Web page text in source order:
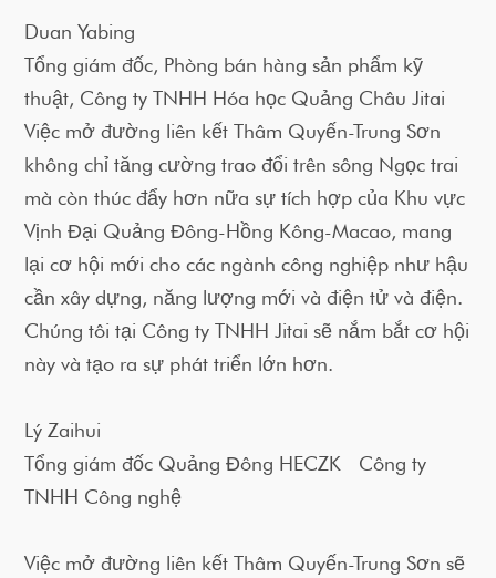
Duan Yabing
Tổng giám đốc, Phòng bán hàng sản phẩm kỹ
thuật, Công ty TNHH Hóa học Quảng Châu Jitai
Việc mở đường liên kết Thâm Quyến-Trung Sơn
không chỉ tăng cường trao đổi trên sông Ngọc trai
mà còn thúc đẩy hơn nữa sự tích hợp của Khu vực
Vịnh Đại Quảng Đông-Hồng Kông-Macao, mang
lại cơ hội mới cho các ngành công nghiệp như hậu
cần xây dựng, năng lượng mới và điện tử và điện.
Chúng tôi tại Công ty TNHH Jitai sẽ nắm bắt cơ hội
này và tạo ra sự phát triển lớn hơn.
Lý Zaihui
Tổng giám đốc Quảng Đông HECZK Công ty
TNHH Công nghệ
Việc mở đường liên kết Thâm Quyến-Trung Sơn sẽ